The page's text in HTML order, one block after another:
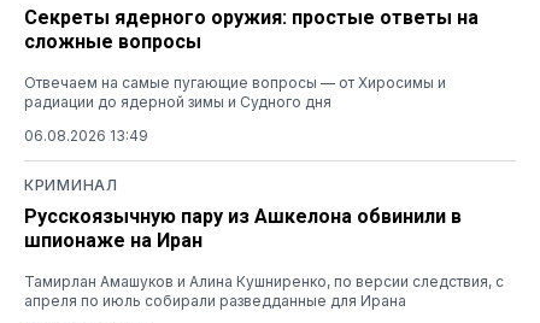
Секреты ядерного оружия: простые ответы на
сложные вопросы
Отвечаем на самые пугающие вопросы — от Хиросимы и
радиации до ядерной зимы и Судного дня
06.08.2026 13:49
КРИМИНАЛ
Русскоязычную пару из Ашкелона обвинили в
шпионаже на Иран
Тамирлан Амашуков и Алина Кушниренко, по версии следствия, с
апреля по июль собирали разведданные для Ирана